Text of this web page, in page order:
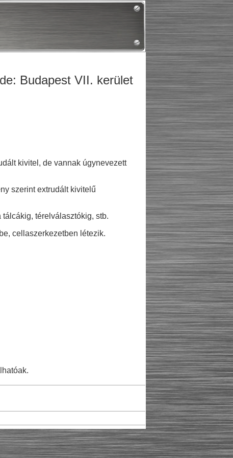
Budapest VII. kerület
kivitel, de vannak úgynevezett
szerint extrudált kivitelű
térelválasztókig, stb.
cellaszerkezetben létezik.